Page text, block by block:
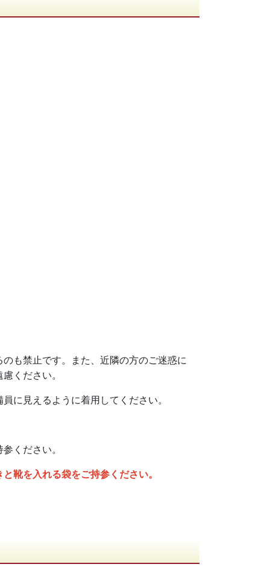
も禁止です。また、近隣の方のご迷惑に
ください。
に見えるように着用してください。
ください。
靴を入れる袋をご持参ください。